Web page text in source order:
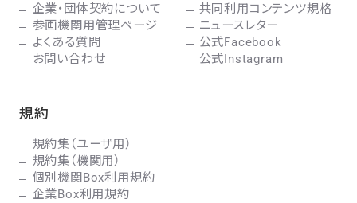
企業・団体契約について
参画機関用管理ページ
よくある質問
お問い合わせ
共同利用コンテンツ規格
ニュースレター
公式Facebook
公式Instagram
規約
規約集（ユーザ用）
規約集（機関用）
個別機関Box利用規約
企業Box利用規約